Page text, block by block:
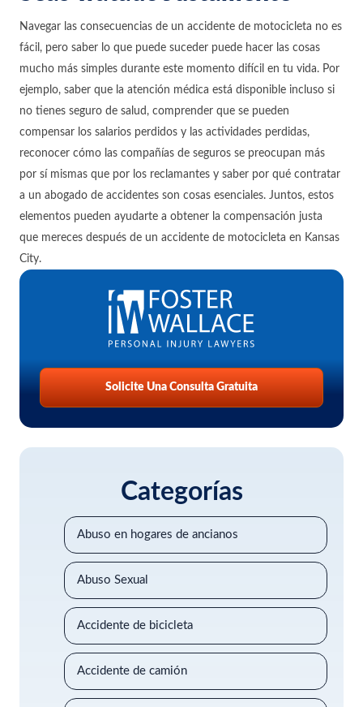
Navegar las consecuencias de un accidente de motocicleta no es
fácil, pero saber lo que puede suceder puede hacer las cosas
mucho más simples durante este momento difícil en tu vida. Por
ejemplo, saber que la atención médica está disponible incluso si
no tienes seguro de salud, comprender que se pueden
compensar los salarios perdidos y las actividades perdidas,
reconocer cómo las compañías de seguros se preocupan más
por sí mismas que por los reclamantes y saber por qué contratar
a un abogado de accidentes son cosas esenciales. Juntos, estos
elementos pueden ayudarte a obtener la compensación justa
que mereces después de un accidente de motocicleta en Kansas
City.
Solicite Una Consulta Gratuita
Categorías
Abuso en hogares de ancianos
Abuso Sexual
Accidente de bicicleta
Accidente de camión